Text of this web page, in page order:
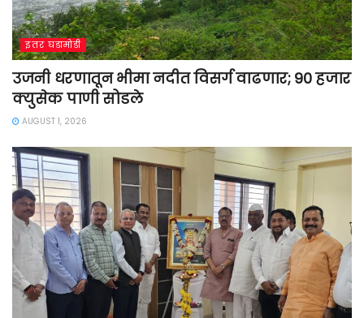
इतर घडामोडी
उजनी धरणातून भीमा नदीत विसर्ग वाढणार; 90 हजार
क्युसेक पाणी सोडले
AUGUST 1, 2026